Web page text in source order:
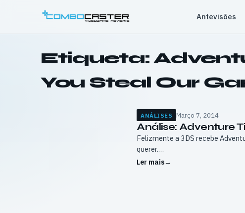
Antevisões
Etiqueta:
You Steal Our
ANÁLISES Março 7, 2014
Análise: Adventure
Felizmente a 3DS recebe
querer.…
Ler mais→